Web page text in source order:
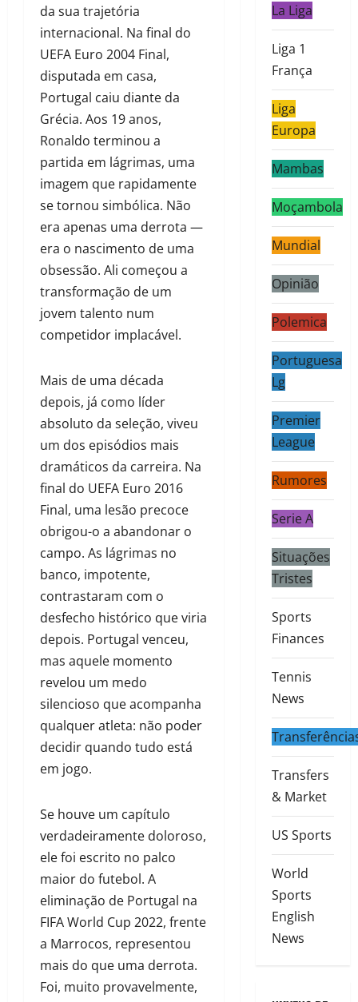
da sua trajetória
internacional. Na final do
UEFA Euro 2004 Final,
disputada em casa,
Portugal caiu diante da
Grécia. Aos 19 anos,
Ronaldo terminou a
partida em lágrimas, uma
imagem que rapidamente
se tornou simbólica. Não
era apenas uma derrota —
era o nascimento de uma
obsessão. Ali começou a
transformação de um
jovem talento num
competidor implacável.
Mais de uma década
depois, já como líder
absoluto da seleção, viveu
um dos episódios mais
dramáticos da carreira. Na
final do UEFA Euro 2016
Final, uma lesão precoce
obrigou-o a abandonar o
campo. As lágrimas no
banco, impotente,
contrastaram com o
desfecho histórico que viria
depois. Portugal venceu,
mas aquele momento
revelou um medo
silencioso que acompanha
qualquer atleta: não poder
decidir quando tudo está
em jogo.
Se houve um capítulo
verdadeiramente doloroso,
ele foi escrito no palco
maior do futebol. A
eliminação de Portugal na
FIFA World Cup 2022, frente
a Marrocos, representou
mais do que uma derrota.
Foi, muito provavelmente,
La Liga
Liga 1
França
Liga
Europa
Mambas
Moçambola
Mundial
Opinião
Polemica
Portuguesa
Lg
Premier
League
Rumores
Serie A
Situações
Tristes
Sports
Finances
Tennis
News
Transfers
& Market
US Sports
World
Sports
English
News